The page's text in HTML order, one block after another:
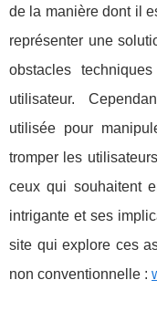
de la manière dont il
représenter une
obstacles
utilisateur.
utilisée pour
tromper les
ceux qui souhaitent
intrigante et ses
site qui explore ces
non conventionnelle :